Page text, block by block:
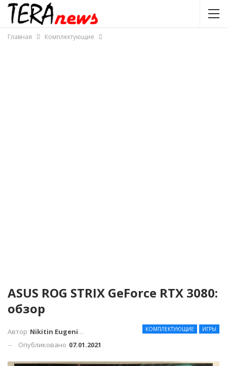
Главная Комплектующие
ASUS ROG STRIX GeForce RTX 3080:
обзор
КОМПЛЕКТУЮЩИЕ ИГРЫ
Автор Nikitin Eugenius
Опубликовано 07.01.2021